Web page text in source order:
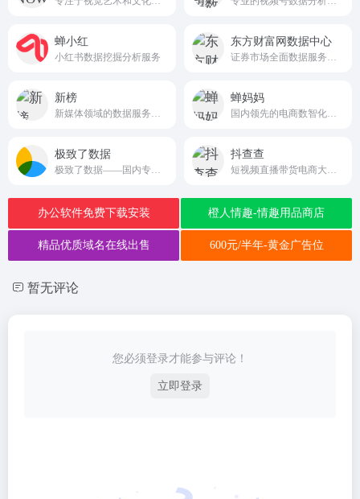
蝉小红
小红书数据挖掘分析服务
东方财富网数据中心
新榜 蝉妈妈
极致了数据 抖查查
办公软件免费下载安装 橙人情趣-情趣用品商店
精品优质域名在线出售 600元/半年-黄金广告位
暂无评论
您必须登录才能参与评论！
立即登录